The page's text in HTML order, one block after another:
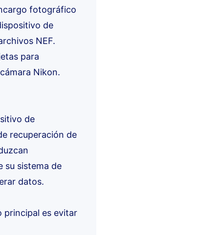
fotográfico
de
NEF.
para
Nikon.
de
recuperación de
su sistema de
datos.
principal es evitar